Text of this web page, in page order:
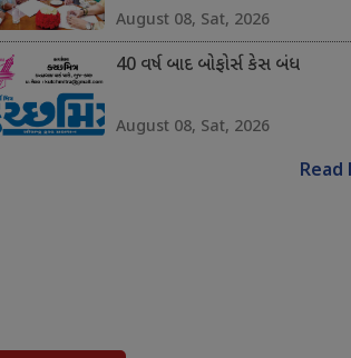
August 08, Sat, 2026
40 વર્ષ બાદ બોફોર્સ કેસ બંધ
August 08, Sat, 2026
Read